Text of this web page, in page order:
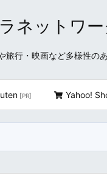
ネットワー
行・映画など多様性の
[PR] Yahoo!